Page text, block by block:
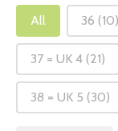
Elige tu talla
All 36 (10)
37 = UK 4 (21)
38 = UK 5 (30)